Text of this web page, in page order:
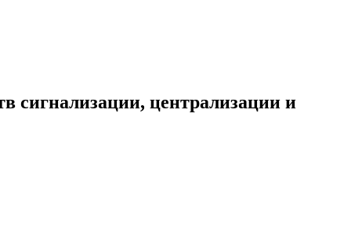
сигнализации, централизации и